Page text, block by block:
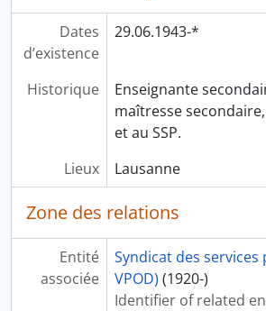
Dates
d’existence
29.06.1943-*
Historique
Enseignante
maîtresse
et au SSP.
Lieux
Lausanne
Zone des relations
Entité
associée
Syndicat des services
VPOD) (1920-)
Identifier of related